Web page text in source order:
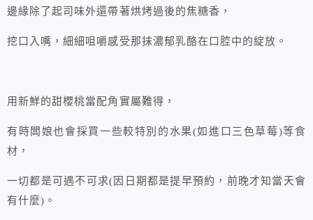
邊緣除了起司味外還帶著烘烤過後的焦糖香，
挖口入嘴，細細咀嚼感受那抹濃郁乳酪在口腔中的綻放。
用新鮮的甜櫻桃當配角實屬難得，
有時闆娘也會採買一些較特別的水果(如進口三色草莓)等食
材，
一切都是可遇不可求(因日期都是提早預約，前晚才知當天會
有什麼)。